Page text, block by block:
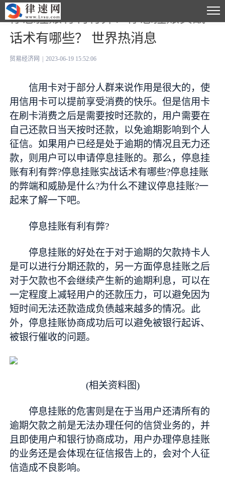
停息挂账有利有弊？停息挂账实战
话术有哪些？ 世界热消息
贸易经济网 2023-06-19 15:52:06
信用卡对于部分人群来说作用是很大的，使
用信用卡可以提前享受消费的快乐。但是信用卡
在刷卡消费之后是需要按时还款的，用户需要在
自己还款日当天按时还款，以免逾期影响到个人
征信。如果用户已经是处于逾期的情况且无力还
款，则用户可以申请停息挂账的。那么，停息挂
账有利有弊?停息挂账实战话术有哪些?停息挂账
的弊端和威胁是什么?为什么不建议停息挂账?一
起来了解一下吧。
停息挂账有利有弊?
停息挂账的好处在于对于逾期的欠款持卡人
是可以进行分期还款的，另一方面停息挂账之后
对于欠款也不会继续产生新的逾期利息，可以在
一定程度上减轻用户的还款压力，可以避免因为
短时间无法还款造成负债越来越多的情况。此
外，停息挂账协商成功后可以避免被银行起诉、
被银行催收的问题。
(相关资料图)
停息挂账的危害则是在于当用户还清所有的
逾期欠款之前是无法办理任何的信贷业务的，并
且即使用户和银行协商成功，用户办理停息挂账
的业务还是会体现在征信报告上的，会对个人征
信造成不良影响。